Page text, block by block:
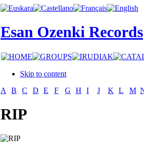
Esan Ozenki Records
Skip to content
A
B C D E F G H I J K L M
RIP